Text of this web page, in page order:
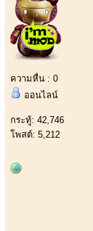
ความหื่น : 0
ออนไลน์
กระทู้: 42,746
โพสต์: 5,212